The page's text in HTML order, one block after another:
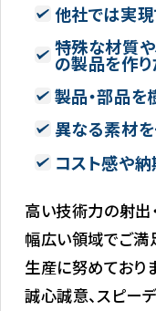
他社では実
特殊な材質や
の製品を作
製品・部品を
異なる素材
コスト感や
高い技術力の射出
幅広い領域でご満
生産に努めており
誠心誠意、スピー